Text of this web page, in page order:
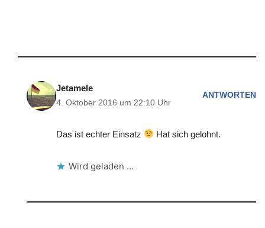
Jetamele
4. Oktober 2016 um 22:10 Uhr
ANTWORTEN
Das ist echter Einsatz Hat sich gelohnt.
Wird geladen …